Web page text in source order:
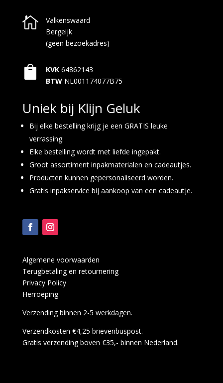

Valkenswaard
Bergeijk
(geen bezoekadres)
 KVK 64862143
BTW NL001174077B75
Uniek bij Klijn Geluk
Bij elke bestelling krijg je een GRATIS leuke
verrassing.
Elke bestelling wordt met liefde ingepakt.
Groot assortiment inpakmaterialen en cadeautjes.
Producten kunnen gepersonaliseerd worden.
Gratis inpakservice bij aankoop van een cadeautje.
Algemene voorwaarden
Terugbetaling en retournering
Privacy Policy
Herroeping
Verzending binnen 2-5 werkdagen.
Verzendkosten €4,25 brievenbuspost.
Gratis verzending boven €35,- binnen Nederland.